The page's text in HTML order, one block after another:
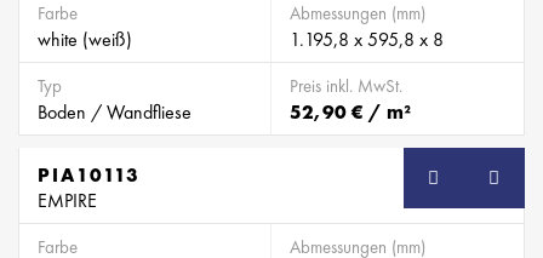
Farbe
white (weiß)
Abmessungen (mm)
1.195,8 x 595,8 x 8
Typ
Boden / Wandfliese
Preis inkl. MwSt.
52,90 € / m²
PIA10113
EMPIRE
Farbe Abmessungen (mm)